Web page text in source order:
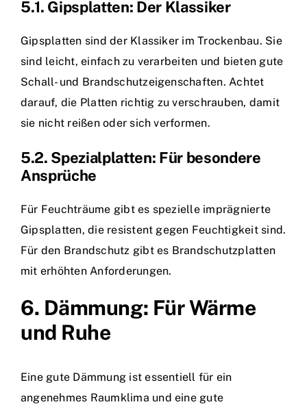
5.1. Gipsplatten: Der Klassiker
Gipsplatten sind der Klassiker im Trockenbau. Sie
sind leicht, einfach zu verarbeiten und bieten gute
Schall- und Brandschutzeigenschaften. Achtet
darauf, die Platten richtig zu verschrauben, damit
sie nicht reißen oder sich verformen.
5.2. Spezialplatten: Für besondere
Ansprüche
Für Feuchträume gibt es spezielle imprägnierte
Gipsplatten, die resistent gegen Feuchtigkeit sind.
Für den Brandschutz gibt es Brandschutzplatten
mit erhöhten Anforderungen.
6. Dämmung: Für Wärme
und Ruhe
Eine gute Dämmung ist essentiell für ein
angenehmes Raumklima und eine gute